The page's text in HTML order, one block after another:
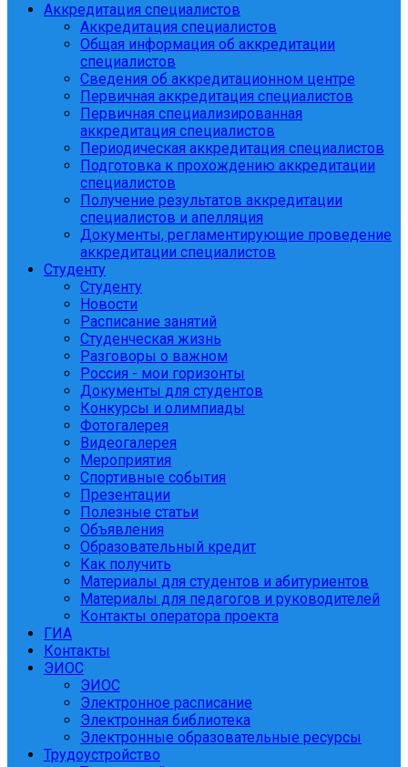
Аккредитация специалистов
Аккредитация специалистов
Общая информация об аккредитации
специалистов
Сведения об аккредитационном центре
Первичная аккредитация специалистов
Первичная специализированная
аккредитация специалистов
Периодическая аккредитация специалистов
Подготовка к прохождению аккредитации
специалистов
Получение результатов аккредитации
специалистов и апелляция
Документы, регламентирующие проведение
аккредитации специалистов
Студенту
Студенту
Новости
Расписание занятий
Студенческая жизнь
Разговоры о важном
Россия - мои горизонты
Документы для студентов
Конкурсы и олимпиады
Фотогалерея
Видеогалерея
Мероприятия
Спортивные события
Презентации
Полезные статьи
Объявления
Образовательный кредит
Как получить
Материалы для студентов и абитуриентов
Материалы для педагогов и руководителей
Контакты оператора проекта
ГИА
Контакты
ЭИОС
ЭИОС
Электронное расписание
Электронная библиотека
Электронные образовательные ресурсы
Трудоустройство